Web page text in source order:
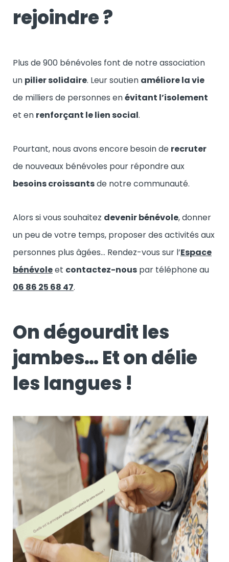
rejoindre ?
Plus de 900 bénévoles font de notre association
un pilier solidaire. Leur soutien améliore la vie
de milliers de personnes enévitant l’isolement
et en renforçant le lien social.
Pourtant, nous avons encorebesoin de recruter
de nouveaux bénévoles pour répondre aux
besoins croissantsde notre communauté.
Alors si vous souhaitez devenir bénévole, donner
un peu de votre temps, proposer des activités aux
personnes plus âgées… Rendez-vous sur l’Espace
bénévoleet contactez-nous par téléphone au
06 86 25 68 47.
On dégourdit les
jambes… Et on délie
les langues !